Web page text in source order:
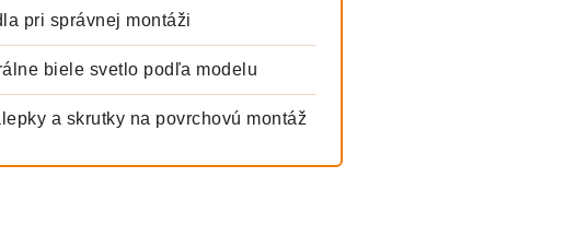
pri správnej montáži
biele svetlo podľa modelu
a skrutky na povrchovú montáž